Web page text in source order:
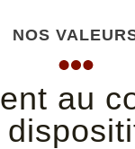
NOS
au